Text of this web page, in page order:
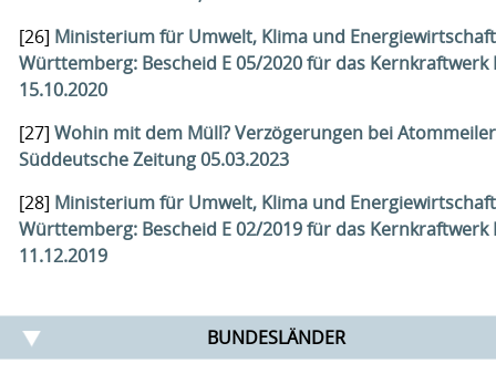
[26] Ministerium für Umwelt, Klima und
Württemberg: Bescheid E 05/2020 für das
15.10.2020
[27] Wohin mit dem Müll? Verzögerungen bei
Süddeutsche Zeitung 05.03.2023
[28] Ministerium für Umwelt, Klima und
Württemberg: Bescheid E 02/2019 für das
11.12.2019
BUNDESLÄNDER